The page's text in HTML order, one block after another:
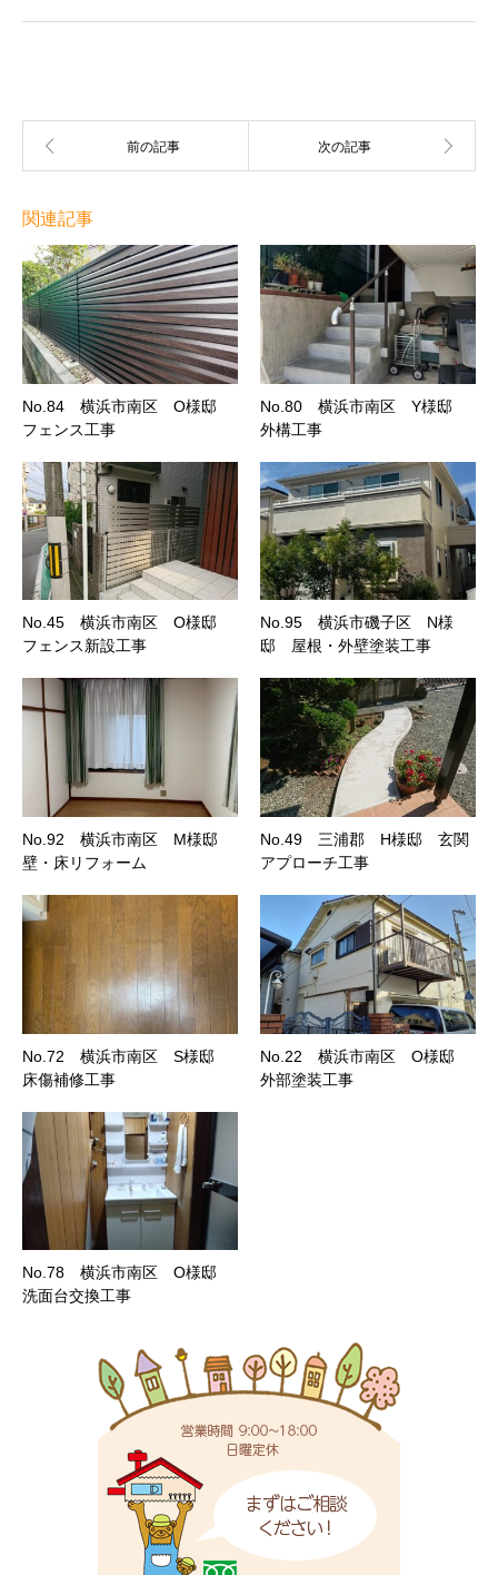
関連記事
No.84 横浜市南区 O様邸
フェンス工事
No.80 横浜市南区 Y様邸
外構工事
No.45 横浜市南区 O様邸
フェンス新設工事
No.95 横浜市磯子区 N様
邸 屋根・外壁塗装工事
No.92 横浜市南区 M様邸
壁・床リフォーム
No.49 三浦郡 H様邸 玄関
アプローチ工事
No.72 横浜市南区 S様邸
床傷補修工事
No.22 横浜市南区 O様邸
外部塗装工事
No.78 横浜市南区 O様邸
洗面台交換工事